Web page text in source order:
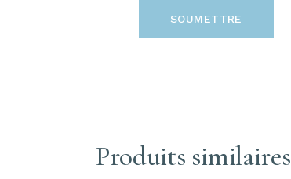
SOUMETTRE
Produits similaires